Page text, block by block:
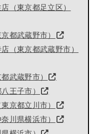
（東京都足立区）
都武蔵野市）
（東京都武蔵野市）
武蔵野市）
王子市）
京都立川市）
川県横浜市）